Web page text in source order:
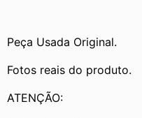
Peça Usada Original.
Fotos reais do produto.
ATENÇÃO: